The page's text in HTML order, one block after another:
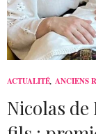
ACTUALITÉ, ANCIENS
Nicolas